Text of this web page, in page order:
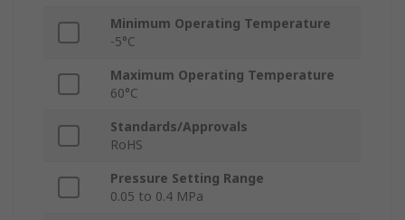
Minimum Operating Temperature
-5°C
Maximum Operating Temperature
60°C
Standards/Approvals
RoHS
Pressure Setting Range
0.05 to 0.4 MPa